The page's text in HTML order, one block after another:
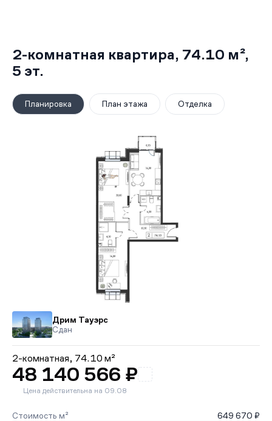
2-комнатная квартира, 74.10 м²,
5 эт.
Планировка План этажа Отделка
Дрим Тауэрс
Сдан
2-комнатная, 74.10 м²
48 140 566 ₽
Цена действительна на 09.08
Стоимость м²
649 670 ₽